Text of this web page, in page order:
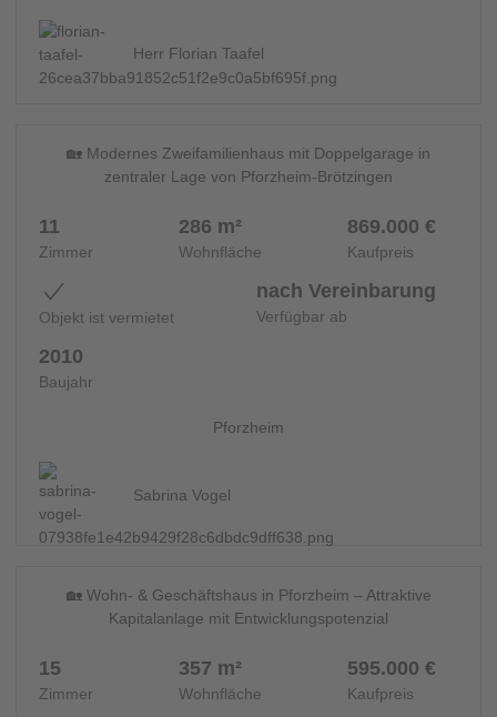
Herr Florian Taafel
🏡 Modernes Zweifamilienhaus mit Doppelgarage in
zentraler Lage von Pforzheim-Brötzingen
11
Zimmer
286 m²
Wohnfläche
869.000 €
Kaufpreis
Objekt ist vermietet
nach Vereinbarung
Verfügbar ab
2010
Baujahr
Pforzheim
Sabrina Vogel
MEHRFAMILIENHAUS - 14476
🏡 Wohn- & Geschäftshaus in Pforzheim – Attraktive
Kapitalanlage mit Entwicklungspotenzial
15
Zimmer
357 m²
Wohnfläche
595.000 €
Kaufpreis